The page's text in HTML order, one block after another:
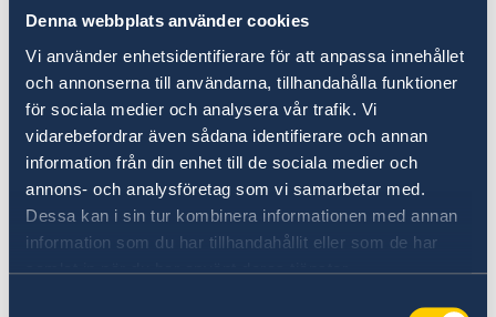
Denna webbplats använder cookies
Vi använder enhetsidentifierare för att anpassa innehållet
och annonserna till användarna, tillhandahålla funktioner
för sociala medier och analysera vår trafik. Vi
vidarebefordrar även sådana identifierare och annan
information från din enhet till de sociala medier och
annons- och analysföretag som vi samarbetar med.
Dessa kan i sin tur kombinera informationen med annan
information som du har tillhandahållit eller som de har
samlat in när du har använt deras tjänster.
Om du inte kan besöka någon av de angivna
institutionerna, till exempel vid sjukhusvistelse
eller motsvarande, kan Försäkringskassan i
speciella fall godkänna levnadsintyget om det
är intygat av en läkare. I så fall,
kontakta Försäkringskassan
Skicka in blanketten